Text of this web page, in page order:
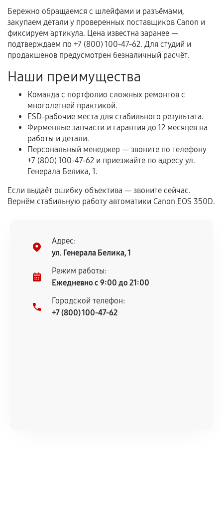
механические повреждения, попадание влаги,
перегрев, коррозия.
Самостоятельный ремонт или вмешательство
третьих лиц.
предусмотрено отдельно.
Обращение после окончания гарантийного
срока.
Программные сбои, если это не указано в
отдельных условиях.
Если комплектующие куплены
самостоятельно
Гарантия на выполненные работы может
Предоставленные детали подходят по
техническим параметрам и не имеют внешних
дефектов.
Установка была выполнена нашим сервисным
центром.
При этом гарантия на сами комплектующие
Бережно обращаемся с шлейфами и разъёмами,
закупаем детали у проверенных поставщиков Canon и
фиксируем артикула. Цена известна заранее —
подтверждаем по +7 (800) 100-47-62. Для студий и
продакшенов предусмотрен безналичный расчёт.
Наши преимущества
Команда с портфолио сложных ремонтов с
многолетней практикой.
ESD-рабочие места для стабильного результата.
Фирменные запчасти и гарантия до 12 месяцев на
работы и детали.
Персональный менеджер — звоните по телефону
+7 (800) 100-47-62 и приезжайте по адресу ул.
Генерала Белика, 1.
Если выдаёт ошибку объектива — звоните сейчас.
Вернём стабильную работу автоматики Canon EOS 350D.
Адрес:
ул. Генерала Белика, 1
Режим работы:
Ежедневно с 9:00 до 21:00
Городской телефон:
+7 (800) 100-47-62